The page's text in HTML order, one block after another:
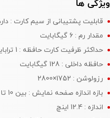
ویژگی ها
قابلیت پشتیبانی از سیم کارت :
مقدار رم : 6 گیگابایت
حداکثر ظرفیت کارت حافظه : 1 ترابایت
حافظه داخلی : 128 گیگابایت
رزولوشن : 1752×2800
بازه اندازه صفحه نمایش : بین 10 تا 13 اینچ
اندازه : 12.4 اینچ